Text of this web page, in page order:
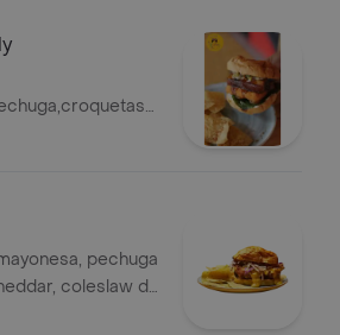
de la casa y
pechuga
coleslaw de
acompañada